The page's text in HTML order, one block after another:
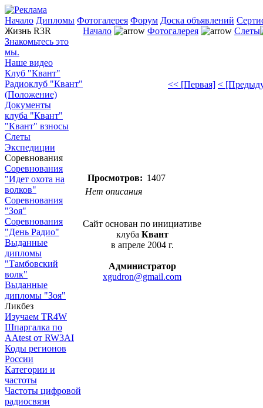
Начало Дипломы Фотогалерея Форум Доска объявлений
Жизнь R3R
Знакомьтесь это
мы.
Наше видео
Клуб "Квант"
Радиоклуб "Квант"
(Положение)
Документы
клуба "Квант"
"Квант" взносы
Слеты
Экспедиции
Соревнования
Соревнования
"Идет охота на
волков"
Соревнования
"Зоя"
Соревнования
"День Радио"
Выданные
дипломы
"Тамбовский
волк"
Выданные
дипломы "Зоя"
Ликбез
Изучаем TR4W
Шпаргалка по
AAtest от RW3AI
Коды регионов
России
Категории и
частоты
Частоты цифровой
радиосвязи
Начало Фотогалерея Слеты
<< [Первая] <
Просмотров: 1407
Нет описания
Сайт основан по инициативе
клуба Квант
в апреле 2004 г.
Администратор
xgudron@gmail.com